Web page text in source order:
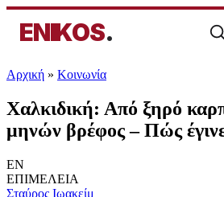
ENIKOS.
Αρχική » Κοινωνία
Χαλκιδική: Από ξηρό
μηνών βρέφος – Πώς
EN
ΕΠΙΜΕΛΕΙΑ
Σταύρος Ιωακείμ